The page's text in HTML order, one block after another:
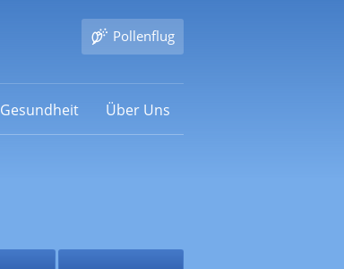
Pollenflug
Gesundheit Über Uns